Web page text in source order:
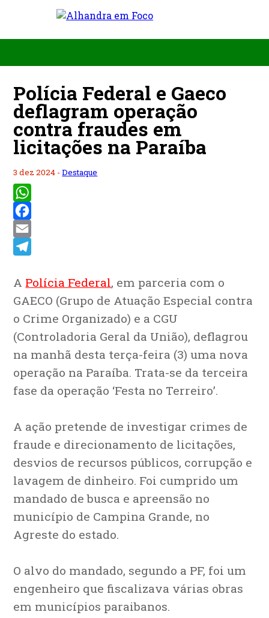
Polícia Federal e Gaeco
deflagram operação
contra fraudes em
licitações na Paraíba
3 dez 2024 -Destaque
WhatsApp
Facebook
Email
A Polícia Federal, em parceria com o
GAECO (Grupo de Atuação Especial contra
o Crime Organizado) e a CGU
(Controladoria Geral da União), deflagrou
na manhã desta terça-feira (3) uma nova
operação na Paraíba. Trata-se da terceira
fase da operação ‘Festa no Terreiro’.
A ação pretende de investigar crimes de
fraude e direcionamento de licitações,
desvios de recursos públicos, corrupção e
lavagem de dinheiro. Foi cumprido um
mandado de busca e apreensão no
município de Campina Grande, no
Agreste do estado.
O alvo do mandado, segundo a PF, foi um
engenheiro que fiscalizava várias obras
em municípios paraibanos.